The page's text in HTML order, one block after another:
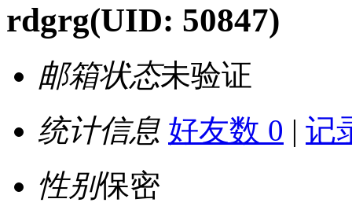
rdgrg(UID: 50847)
邮箱状态未验证
统计信息 好友数 0 | 记
性别保密